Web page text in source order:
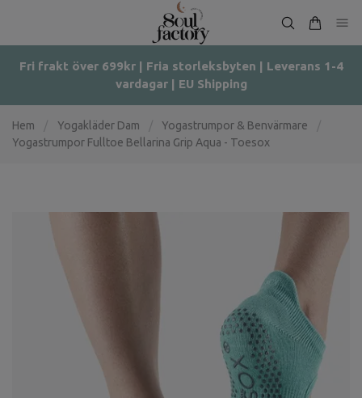
Fri frakt över 699kr | Fria storleksbyten | Leverans 1-4
vardagar | EU Shipping
Hem Yogakläder Dam Yogastrumpor & Benvärmare
Yogastrumpor Fulltoe Bellarina Grip Aqua - Toesox